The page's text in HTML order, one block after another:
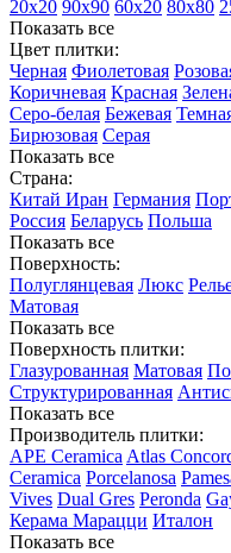
20х20 90х90 60х20 80х80
Показать все
Цвет плитки:
Черная Фиолетовая
Коричневая Красная
Cеро-белая Бежевая
Бирюзовая Серая
Показать все
Страна:
Китай Иран Германия
Россия Беларусь Польша
Показать все
Поверхность:
Полуглянцевая Люкс
Матовая
Показать все
Поверхность плитки:
Глазурованная Матовая
Структурированная
Показать все
Производитель плитки:
APE Ceramica Atlas
Ceramica Porcelanosa
Vives Dual Gres Peronda
Керама Марацци Италон
Показать все